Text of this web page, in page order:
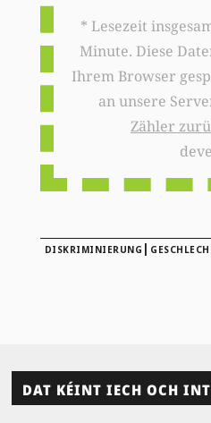
* Lesezeit
Minute. Diese
Ihrem Browser
an unsere
Zähler
DISKRIMINIERUNG |
DAT KÉINT IECH OCH